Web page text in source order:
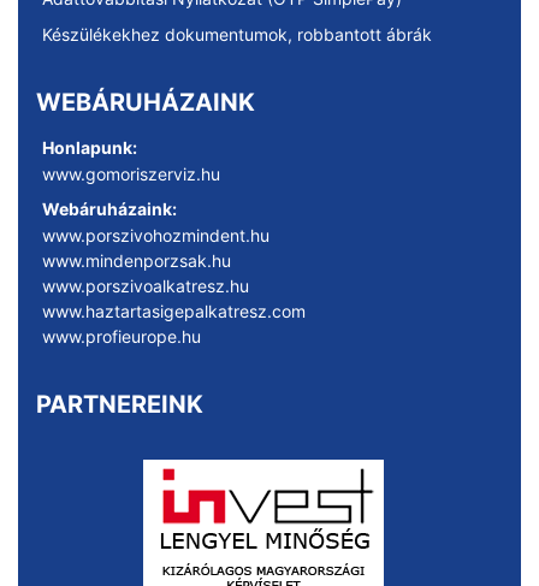
Készülékekhez dokumentumok, robbantott ábrák
WEBÁRUHÁZAINK
Honlapunk:
www.gomoriszerviz.hu
Webáruházaink:
www.porszivohozmindent.hu
www.mindenporzsak.hu
www.porszivoalkatresz.hu
www.haztartasigepalkatresz.com
www.profieurope.hu
PARTNEREINK